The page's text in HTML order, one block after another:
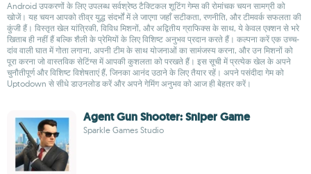
Android उपकरणों के लिए उपलब्ध सर्वश्रेष्ठ टैक्टिकल शूटिंग गेम्स की रोमांचक चयन सामग्री को
खोजें। यह चयन आपको तीव्र युद्ध संदर्भों में ले जाएगा जहाँ सटीकता, रणनीति, और टीमवर्क सफलता की
कुंजी हैं। विस्तृत खेल यांत्रिकी, विविध मिशनों, और अद्वितीय ग्राफिक्स के साथ, ये केवल एक्शन से भरे
खिताब ही नहीं हैं बल्कि शैली के प्रेमियों के लिए विशिष्ट अनुभव प्रदान करते हैं। कल्पना करें एक उच्च-
दांव वाली घात में गोता लगाना, अपनी टीम के साथ योजनाओं का सामंजस्य करना, और उन मिशनों को
पूरा करना जो वास्तविक सेटिंग्स में आपकी कुशलता को परखते हैं। इस सूची में प्रत्येक खेल के अपने
चुनौतीपूर्ण और विशिष्ट विशेषताएं हैं, जिनका आनंद उठाने के लिए तैयार रहें। अपने पसंदीदा गेम को
Uptodown से सीधे डाउनलोड करें और अपने गेमिंग अनुभव को आज ही बेहतर करें।
Agent Gun Shooter: Sniper Game
Sparkle Games Studio